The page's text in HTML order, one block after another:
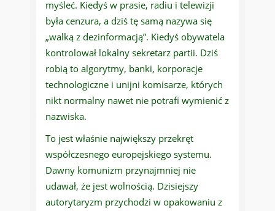
myśleć. Kiedyś w prasie, radiu i telewizji
była cenzura, a dziś tę samą nazywa się
„walką z dezinformacją”. Kiedyś obywatela
kontrolował lokalny sekretarz partii. Dziś
robią to algorytmy, banki, korporacje
technologiczne i unijni komisarze, których
nikt normalny nawet nie potrafi wymienić z
nazwiska.
To jest właśnie największy przekręt
współczesnego europejskiego systemu.
Dawny komunizm przynajmniej nie
udawał, że jest wolnością. Dzisiejszy
autorytaryzm przychodzi w opakowaniu z